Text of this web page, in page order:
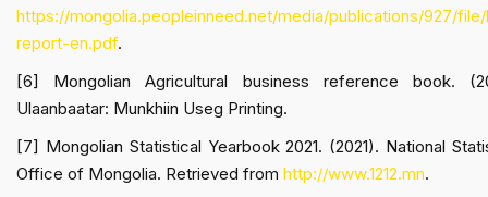
https://mongolia.peopleinneed.net/media/publications/927/
report-en.pdf.
[6] Mongolian Agricultural business reference book.
Ulaanbaatar: Munkhiin Useg Printing.
[7] Mongolian Statistical Yearbook 2021. (2021). National
Office of Mongolia. Retrieved from http://www.1212.mn.